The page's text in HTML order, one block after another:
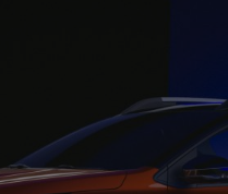
исследователями
института...